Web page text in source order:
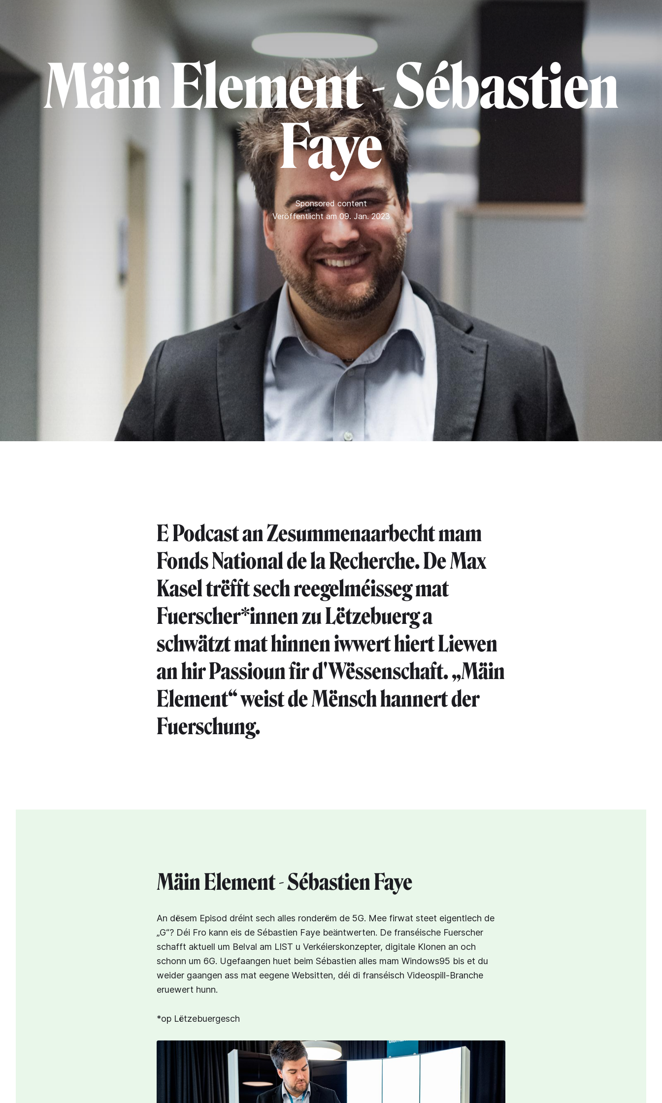
Mäin Element - Sébastien
Faye
Sponsored content
Veröffentlicht am 09. Jan. 2023
E Podcast an Zesummenaarbecht mam
Fonds National de la Recherche. De Max
Kasel trëfft sech reegelméisseg mat
Fuerscher*innen zu Lëtzebuerg a
schwätzt mat hinnen iwwert hiert Liewen
an hir Passioun fir d'Wëssenschaft. „Mäin
Element“ weist de Mënsch hannert der
Fuerschung.
Mäin Element - Sébastien Faye
An dësem Episod dréint sech alles ronderëm de 5G. Mee firwat steet eigentlech de
„G“? Déi Fro kann eis de Sébastien Faye beäntwerten. De franséische Fuerscher
schafft aktuell um Belval am LIST u Verkéierskonzepter, digitale Klonen an och
schonn um 6G. Ugefaangen huet beim Sébastien alles mam Windows95 bis et du
weider gaangen ass mat eegene Websitten, déi di franséisch Videospill-Branche
eruewert hunn.
*op Lëtzebuergesch